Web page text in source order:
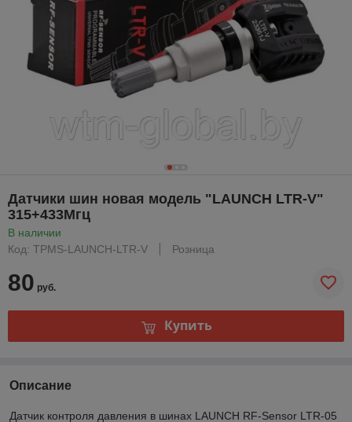
Датчики шин новая модель "LAUNCH LTR-V"
315+433Мгц
В наличии
Код: TPMS-LAUNCH-LTR-V
Розница
80 руб.
Купить
Описание
Датчик контроля давления в шинах LAUNCH RF-Sensor LTR-05